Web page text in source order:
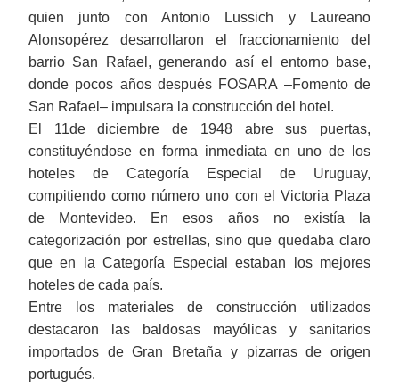
quien junto con Antonio Lussich y Laureano
Alonsopérez desarrollaron el fraccionamiento del
barrio San Rafael, generando así el entorno base,
donde pocos años después FOSARA ‒Fomento de
San Rafael‒ impulsara la construcción del hotel.
El 11de diciembre de 1948 abre sus puertas,
constituyéndose en forma inmediata en uno de los
hoteles de Categoría Especial de Uruguay,
compitiendo como número uno con el Victoria Plaza
de Montevideo. En esos años no existía la
categorización por estrellas, sino que quedaba claro
que en la Categoría Especial estaban los mejores
hoteles de cada país.
Entre los materiales de construcción utilizados
destacaron las baldosas mayólicas y sanitarios
importados de Gran Bretaña y pizarras de origen
portugués.